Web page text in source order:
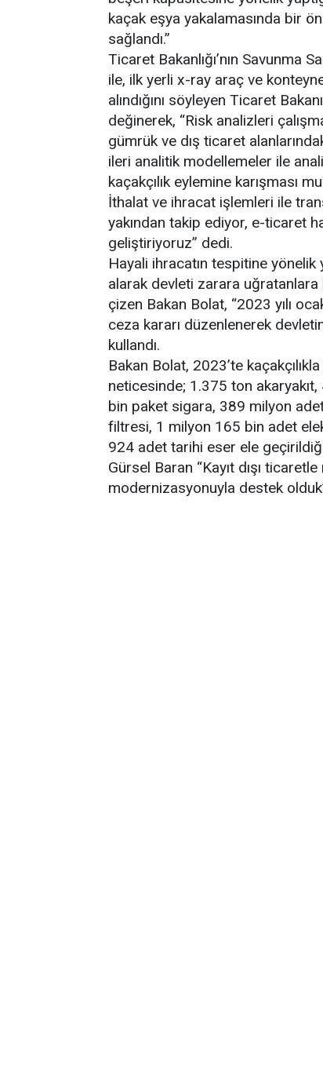
kaçak eşya yakalamasında bir
sağlandı.”
Ticaret Bakanlığı’nın Savunma
ile, ilk yerli x-ray araç ve
alındığını söyleyen Ticaret
değinerek, “Risk analizleri
gümrük ve dış ticaret
ileri analitik modellemeler ile
kaçakçılık eylemine karışması
İthalat ve ihracat işlemleri ile
yakından takip ediyor, e-ticaret
geliştiriyoruz” dedi.
Hayali ihracatın tespitine
alarak devleti zarara uğratanlara
çizen Bakan Bolat, “2023 yılı
ceza kararı düzenlenerek
kullandı.
Bakan Bolat, 2023’te
neticesinde; 1.375 ton
bin paket sigara, 389 milyon
filtresi, 1 milyon 165 bin adet
924 adet tarihi eser ele
Gürsel Baran “Kayıt dışı
modernizasyonuyla destek